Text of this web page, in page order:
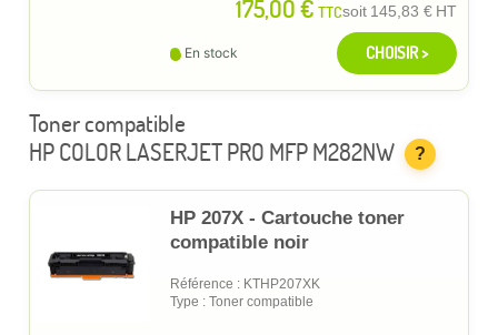
175,00 € TTCsoit 145,83 € HT
En stock CHOISIR >
Toner compatible
HP COLOR LASERJET PRO MFP M282NW
?
HP 207X - Cartouche toner
compatible noir
Référence : KTHP207XK
Type : Toner compatible